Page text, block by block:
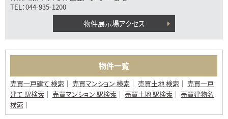
TEL：044-935-1200
物件展示場アクセス
物件一覧
売買一戸建て 検索 売買マンション 検索 売買土地 検索
売買一戸
建て 駅検索
売買マンション 駅検索 売買土地 駅検索
売買建物名
検索